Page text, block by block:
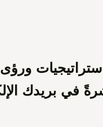
ورؤى
في بريدك